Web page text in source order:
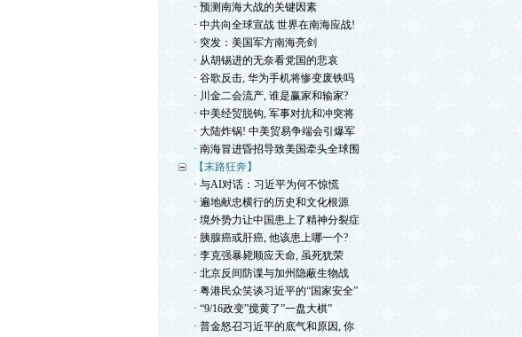
· 预测南海大战的关键因素
· 中共向全球宣战 世界在南海应战!
· 突发：美国军方南海亮剑
· 从胡锡进的无奈看党国的悲哀
· 谷歌反击, 华为手机将惨变废铁吗
· 川金二会流产, 谁是赢家和输家?
· 中美经贸脱钩, 军事对抗和冲突将
· 大陆炸锅! 中美贸易争端会引爆军
· 南海冒进昏招导致美国牵头全球围
【末路狂奔】
· 与AI对话：习近平为何不惊慌
· 遍地献忠横行的历史和文化根源
· 境外势力让中国患上了精神分裂症
· 胰腺癌或肝癌, 他该患上哪一个?
· 李克强暴毙顺应天命, 虽死犹荣
· 北京反间防谍与加州隐蔽生物战
· 粤港民众笑谈习近平的“国家安全”
· “9/16政变”搅黄了”一盘大棋”
· 普金怒召习近平的底气和原因, 你